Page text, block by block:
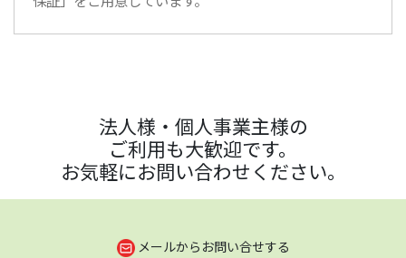
法人様・個人事業主様の
ご利用も大歓迎です。
お気軽にお問い合わせください。
メールからお問い合せする